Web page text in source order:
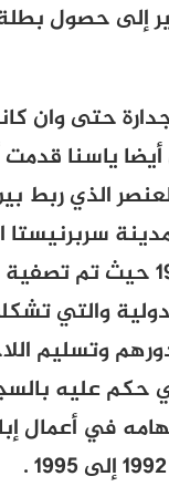
إلى حصول
حتى وان
أيضا ياسنا
الذي
وقعت في يوليو عام
والتي
وتسليم
حكم عليه
عام 2017
.